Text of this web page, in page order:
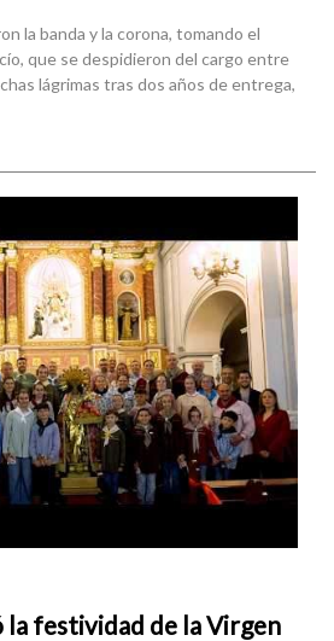
la banda y la corona, tomando el
que se despidieron del cargo entre
lágrimas tras dos años de entrega,
festividad de la Virgen